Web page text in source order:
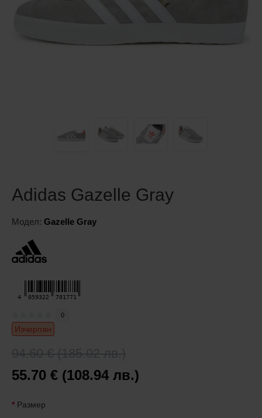
Adidas Gazelle Gray
Модел: Gazelle Gray
4 059322 701771
0
Изчерпан
55.70 € (108.94 лв.)
Размер